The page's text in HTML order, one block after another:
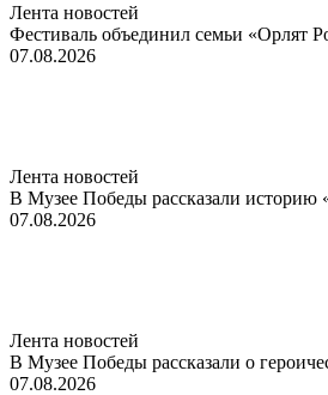
Лента новостей
Фестиваль объединил семьи «Орлят
07.08.2026
Лента новостей
В Музее Победы рассказали историю
07.08.2026
Лента новостей
В Музее Победы рассказали о
07.08.2026